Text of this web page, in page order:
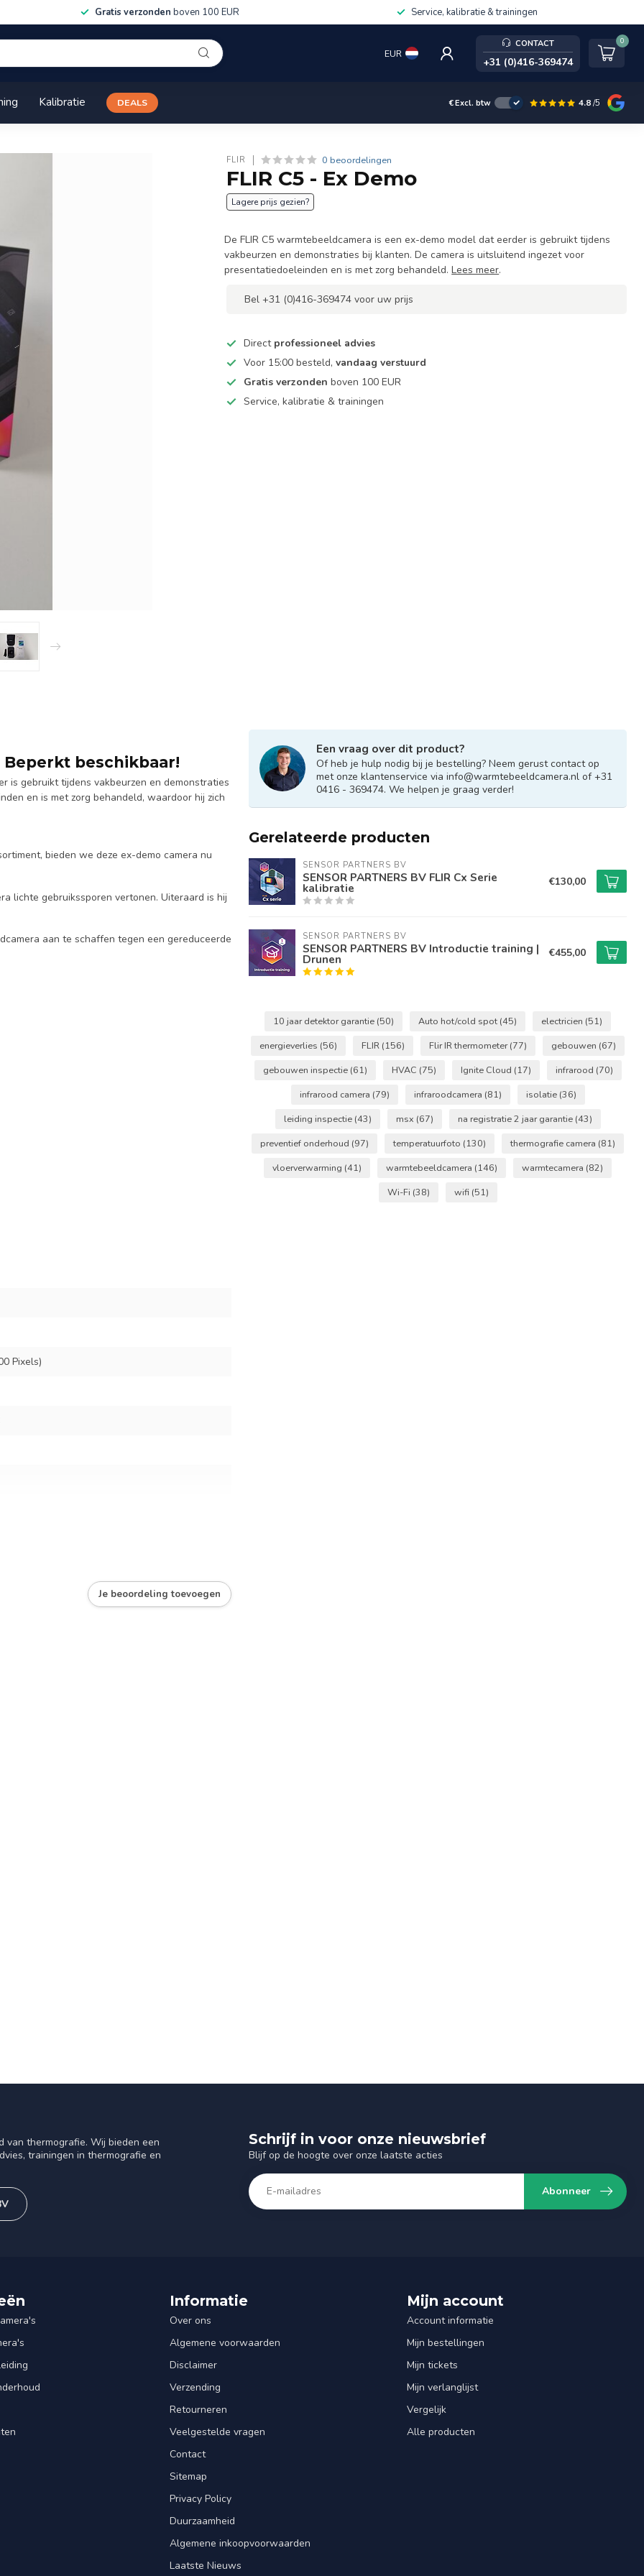
Gratis verzonden boven 100 EUR Service, kalibratie & trainingen
EUR
CONTACT
+31 (0)416-369474
0
Kalibratie DEALS €Excl. btw 4.8/5
FLIR 0 beoordelingen
FLIR C5 - Ex Demo
Lagere prijs gezien?
De FLIR C5 warmtebeeldcamera is een ex-demo model dat eerder is gebruikt tijdens
vakbeurzen en demonstraties bij klanten. De camera is uitsluitend ingezet voor
presentatiedoeleinden en is met zorg behandeld.Lees meer.
Bel +31 (0)416-369474 voor uw prijs
Direct professioneel advies
Voor 15:00 besteld,vandaag verstuurd
Gratis verzonden boven 100 EUR
Service, kalibratie & trainingen
Beperkt beschikbaar!
is gebruikt tijdens vakbeurzen en demonstraties
en is met zorg behandeld, waardoor hij zich
bieden we deze ex-demo camera nu
lichte gebruikssporen vertonen. Uiteraard is hij
aan te schaffen tegen een gereduceerde
Pixels)
Je beoordeling toevoegen
Een vraag over dit product?
Of heb je hulp nodig bij je bestelling? Neem gerust contact op
met onze klantenservice via info@warmtebeeldcamera.nl of +31
0416 - 369474. We helpen je graag verder!
Gerelateerde producten
SENSOR PARTNERS BV
SENSOR PARTNERS BV FLIR Cx Serie
kalibratie €130,00
SENSOR PARTNERS BV
SENSOR PARTNERS BV Introductie training |
Drunen €455,00
10 jaar detektor garantie (50) Auto hot/cold spot (45) electricien (51)
energieverlies (56) FLIR (156) Flir IR thermometer(77) gebouwen (67)
gebouwen inspectie (61) HVAC (75) Ignite Cloud (17) infrarood (70)
infrarood camera (79) infraroodcamera (81) isolatie (36)
leiding inspectie (43) msx (67) na registratie 2 jaar garantie (43)
preventief onderhoud (97) temperatuurfoto (130) thermografie camera (81)
vloerverwarming (41) warmtebeeldcamera (146) warmtecamera (82)
Wi-Fi (38) wifi (51)
van thermografie. Wij bieden een
trainingen in thermografie en
Schrijf in voor onze nieuwsbrief
Blijf op de hoogte over onze laatste acties
Abonneer
Informatie
Over ons
Algemene voorwaarden
Disclaimer
Verzending
Retourneren
Veelgestelde vragen
Contact
Sitemap
Privacy Policy
Duurzaamheid
Algemene inkoopvoorwaarden
Laatste Nieuws
Mijn account
Account informatie
Mijn bestellingen
Mijn tickets
Mijn verlanglijst
Vergelijk
Alle producten